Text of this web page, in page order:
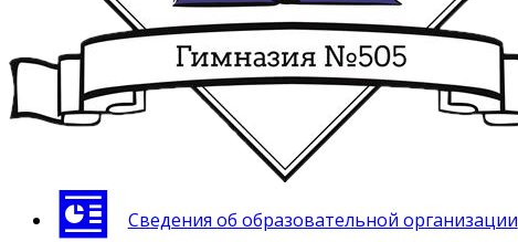
Сведения об образовательной организации